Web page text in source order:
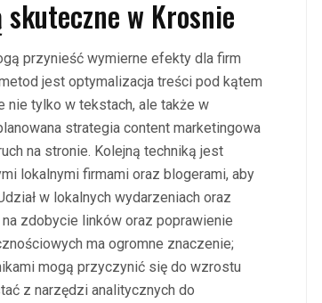
w Krosnie
przynieść wymierne efekty dla firm
jest optymalizacja treści pod kątem
nie tylko w tekstach, ale także w
strategia content marketingowa
na stronie. Kolejną techniką jest
lokalnymi firmami oraz blogerami, aby
w lokalnych wydarzeniach oraz
zdobycie linków oraz poprawienie
ma ogromne znaczenie;
mogą przyczynić się do wzrostu
z narzędzi analitycznych do